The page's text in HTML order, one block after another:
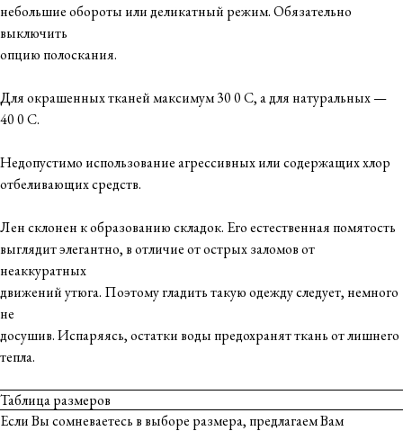
небольшие обороты или деликатный режим. Обязательно
выключить
опцию полоскания.
Для окрашенных тканей максимум 30 0 С, а для натуральных —
40 0 С.
Недопустимо использование агрессивных или содержащих хлор
отбеливающих средств.
Лен склонен к образованию складок. Его естественная помятость
выглядит элегантно, в отличие от острых заломов от
неаккуратных
движений утюга. Поэтому гладить такую одежду следует, немного
не
досушив. Испаряясь, остатки воды предохранят ткань от лишнего
тепла.
Таблица размеров
Если Вы сомневаетесь в выборе размера, предлагаем Вам